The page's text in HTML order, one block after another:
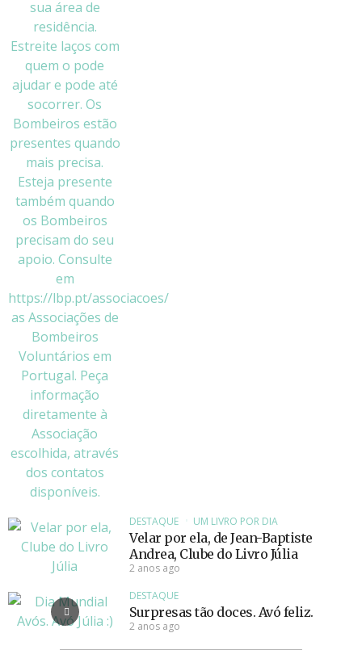
DESTAQUE UM LIVRO POR DIA
Velar por ela, de Jean-Baptiste
Andrea, Clube do Livro Júlia
2 anos ago
DESTAQUE
Surpresas tão doces. Avó feliz.
2 anos ago